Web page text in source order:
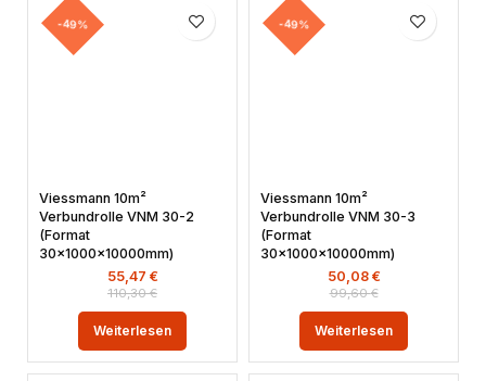
-49%
Viessmann 10m²
Verbundrolle VNM 30-2
(Format
30x1000x10000mm)
110,30€
55,47 €
Weiterlesen
-49%
Viessmann 10m²
Verbundrolle VNM 30-3
(Format
30x1000x10000mm)
99,60€
50,08 €
Weiterlesen